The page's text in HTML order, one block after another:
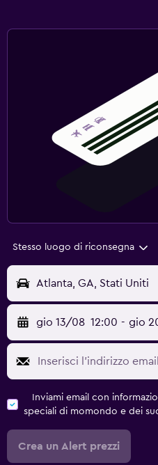
Stesso luogo di riconsegna
Atlanta, GA, Stati Uniti
gio 13/08 12:00 - gio
Inviami email con
speciali di momondo e dei
Crea un Alert prezzi